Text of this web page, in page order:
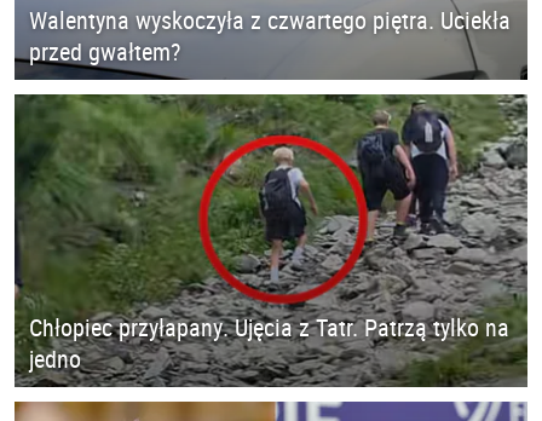
Walentyna wyskoczyła z czwartego piętra. Uciekła
przed gwałtem?
Chłopiec przyłapany. Ujęcia z Tatr. Patrzą tylko na
jedno